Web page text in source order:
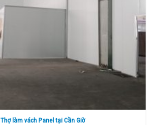
Thợ làm vách Panel tại Cần Giờ